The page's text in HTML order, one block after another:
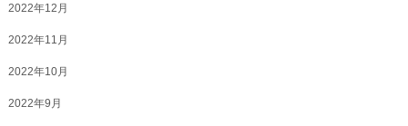
2022年12月
2022年11月
2022年10月
2022年9月